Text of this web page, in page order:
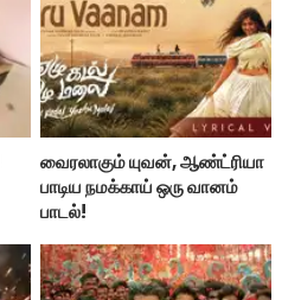
வைரலாகும் யுவன், ஆண்ட்ரியா
பாடிய நமக்காய் ஒரு வானம்
பாடல்!